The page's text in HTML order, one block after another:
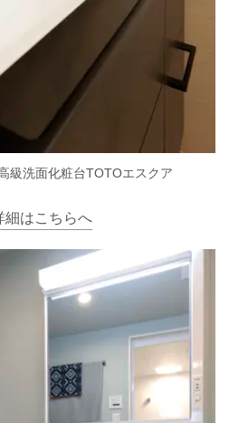
高級洗面化粧台TOTOエスクア
細はこちらへ